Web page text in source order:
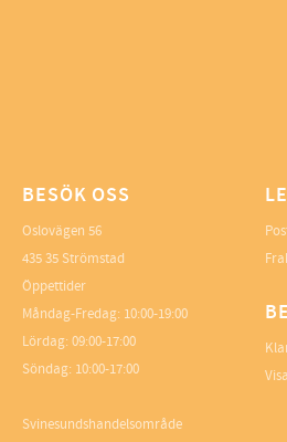
BESÖK OSS
Oslovägen 56
435 35 Strömstad
Öppettider
Måndag-Fredag: 10:00-19:00
Lördag: 09:00-17:00
Söndag: 10:00-17:00
Svinesundshandelsområde